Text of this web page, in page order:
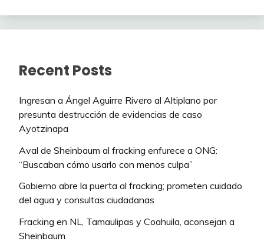
Recent Posts
Ingresan a Ángel Aguirre Rivero al Altiplano por
presunta destrucción de evidencias de caso
Ayotzinapa
Aval de Sheinbaum al fracking enfurece a ONG:
“Buscaban cómo usarlo con menos culpa”
Gobierno abre la puerta al fracking; prometen cuidado
del agua y consultas ciudadanas
Fracking en NL, Tamaulipas y Coahuila, aconsejan a
Sheinbaum